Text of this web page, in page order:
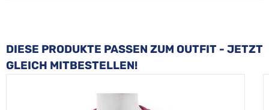
Produktgalerie überspringen
DIESE PRODUKTE PASSEN ZUM OUTFIT - JETZT
GLEICH MITBESTELLEN!